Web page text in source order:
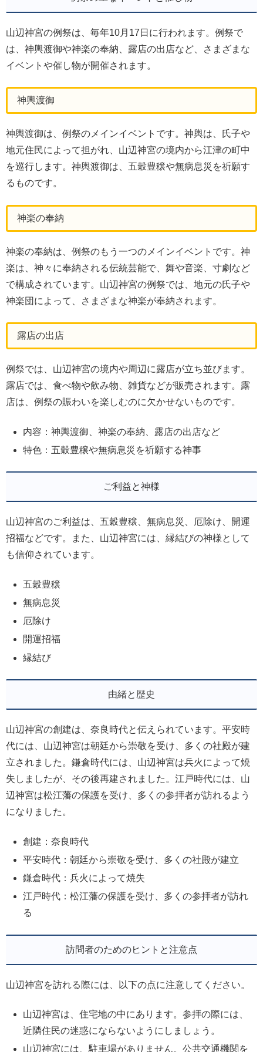
山辺神宮の例祭は、毎年10月17日に行われます。例祭で
は、神輿渡御や神楽の奉納、露店の出店など、さまざまな
イベントや催し物が開催されます。
神輿渡御
神輿渡御は、例祭のメインイベントです。神輿は、氏子や
地元住民によって担がれ、山辺神宮の境内から江津の町中
を巡行します。神輿渡御は、五穀豊穣や無病息災を祈願す
るものです。
神楽の奉納
神楽の奉納は、例祭のもう一つのメインイベントです。神
楽は、神々に奉納される伝統芸能で、舞や音楽、寸劇など
で構成されています。山辺神宮の例祭では、地元の氏子や
神楽団によって、さまざまな神楽が奉納されます。
露店の出店
例祭では、山辺神宮の境内や周辺に露店が立ち並びます。
露店では、食べ物や飲み物、雑貨などが販売されます。露
店は、例祭の賑わいを楽しむのに欠かせないものです。
内容：神輿渡御、神楽の奉納、露店の出店など
特色：五穀豊穣や無病息災を祈願する神事
ご利益と神様
山辺神宮のご利益は、五穀豊穣、無病息災、厄除け、開運
招福などです。また、山辺神宮には、縁結びの神様として
も信仰されています。
五穀豊穣
無病息災
厄除け
開運招福
縁結び
由緒と歴史
山辺神宮の創建は、奈良時代と伝えられています。平安時
代には、山辺神宮は朝廷から崇敬を受け、多くの社殿が建
立されました。鎌倉時代には、山辺神宮は兵火によって焼
失しましたが、その後再建されました。江戸時代には、山
辺神宮は松江藩の保護を受け、多くの参拝者が訪れるよう
になりました。
創建：奈良時代
平安時代：朝廷から崇敬を受け、多くの社殿が建立
鎌倉時代：兵火によって焼失
江戸時代：松江藩の保護を受け、多くの参拝者が訪れ
る
訪問者のためのヒントと注意点
山辺神宮を訪れる際には、以下の点に注意してください。
山辺神宮は、住宅地の中にあります。参拝の際には、
近隣住民の迷惑にならないようにしましょう。
山辺神宮には、駐車場がありません。公共交通機関を